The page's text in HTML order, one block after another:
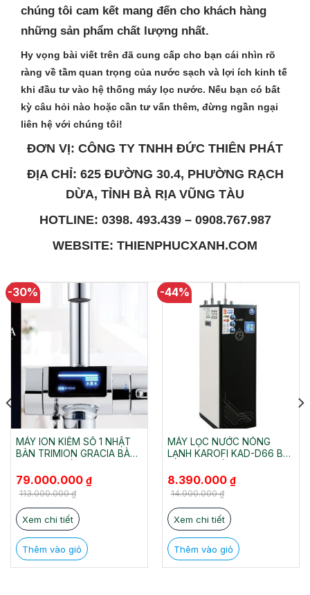
chúng tôi cam kết mang đến cho khách hàng
những sản phẩm chất lượng nhất.
Hy vọng bài viết trên đã cung cấp cho bạn cái nhìn rõ
ràng về tầm quan trọng của nước sạch và lợi ích kinh tế
khi đầu tư vào hệ thống máy lọc nước. Nếu bạn có bất
kỳ câu hỏi nào hoặc cần tư vấn thêm, đừng ngần ngại
liên hệ với chúng tôi!
ĐƠN VỊ: CÔNG TY TNHH ĐỨC THIÊN PHÁT
ĐỊA CHỈ: 625 ĐƯỜNG 30.4, PHƯỜNG RẠCH
DỪA, TỈNH BÀ RỊA VŨNG TÀU
HOTLINE: 0398. 493.439 – 0908.767.987
WEBSITE: THIENPHUCXANH.COM
-30%
MÁY ION KIỀM SỐ 1 NHẬT
BẢN TRIMION GRACIA BÀ
113.000.000₫
Giá
gốc
là:
79.000.000 ₫
Giá
hiện
tại
79.000.000 ₫.
Xem chi tiết
Thêm vào giỏ
-44%
MÁY LỌC NƯỚC NÓNG
LẠNH KAROFI KAD-D66 BÀ
14.900.000₫
Giá
gốc
là:
8.390.000 ₫
Giá
hiện
tại
8.390.000 ₫.
Xem chi tiết
Thêm vào giỏ